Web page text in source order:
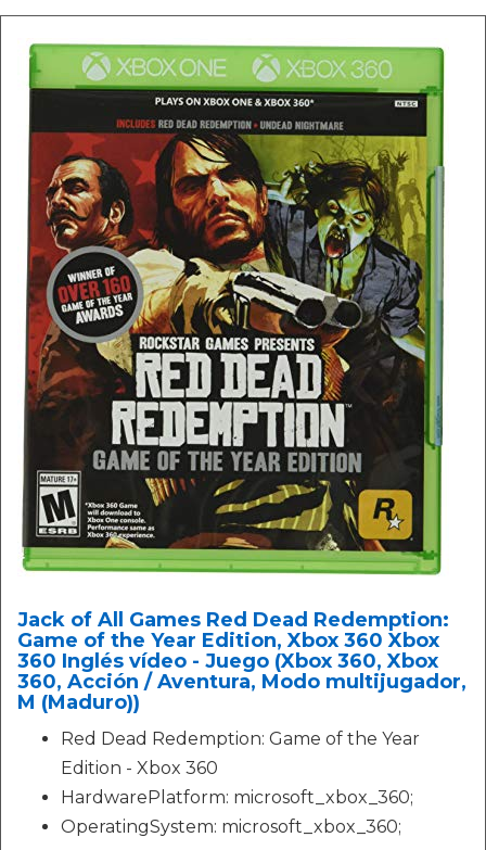
Jack of All Games Red Dead Redemption:
Game of the Year Edition, Xbox 360 Xbox
360 Inglés vídeo - Juego (Xbox 360, Xbox
360, Acción / Aventura, Modo multijugador,
M (Maduro))
Red Dead Redemption: Game of the Year
Edition - Xbox 360
HardwarePlatform: microsoft_xbox_360;
OperatingSystem: microsoft_xbox_360;